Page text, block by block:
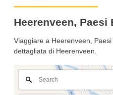
Heerenveen,
Viaggiare a Heerenveen,
dettagliata di Heerenveen.